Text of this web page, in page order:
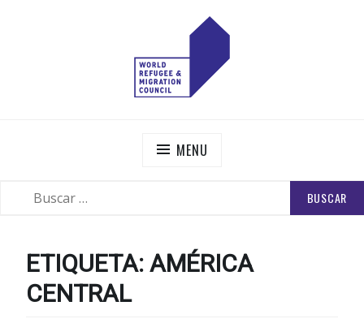
MENU
ETIQUETA: AMÉRICA
CENTRAL